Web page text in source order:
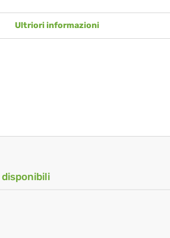
Ultriori informazioni